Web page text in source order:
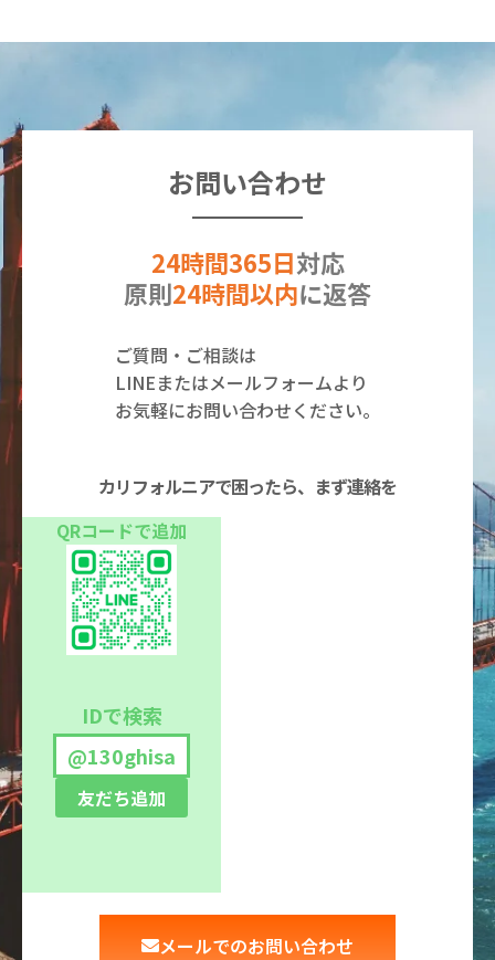
お問い合わせ
24時間365日対応
原則24時間以内に返答
ご質問・ご相談は
LINEまたはメールフォームより
お気軽にお問い合わせください。
カリフォルニアで困ったら、まず連絡を
QRコードで追加
IDで検索
@130ghisa
友だち追加
メールでのお問い合わせ